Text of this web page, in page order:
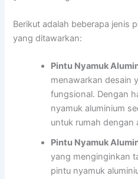
Berikut adalah beberapa jenis
yang ditawarkan:
Pintu Nyamuk
menawarkan desain
fungsional. Dengan
nyamuk aluminium
untuk rumah dengan
Pintu Nyamuk
yang menginginkan
pintu nyamuk